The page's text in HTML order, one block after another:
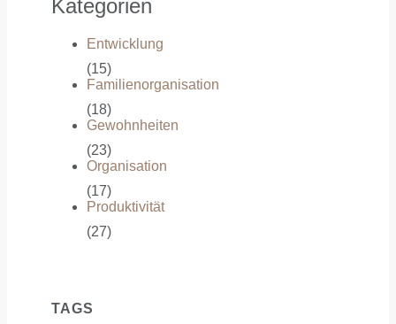
Kategorien
Entwicklung
(15)
Familienorganisation
(18)
Gewohnheiten
(23)
Organisation
(17)
Produktivität
(27)
TAGS